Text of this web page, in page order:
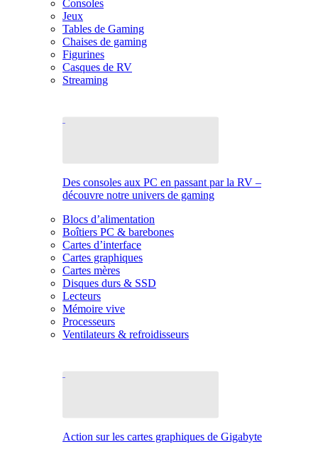
Consoles
Jeux
Tables de Gaming
Chaises de gaming
Figurines
Casques de RV
Streaming
Des consoles aux PC en passant par la RV –
découvre notre univers de gaming
Blocs d’alimentation
Boîtiers PC & barebones
Cartes d’interface
Cartes graphiques
Cartes mères
Disques durs & SSD
Lecteurs
Mémoire vive
Processeurs
Ventilateurs & refroidisseurs
Action sur les cartes graphiques de Gigabyte